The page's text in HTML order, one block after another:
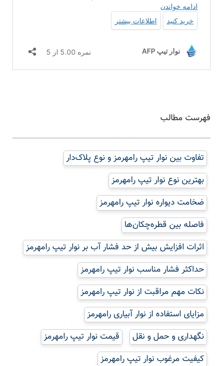
فهرست مطالب
تفاوت بین نوار تیپ رامهرمز و نوع پلاک‌دار
بهترین نوع نوار تیپ رامهرمز
ضخامت دیواره نوار تیپ رامهرمز
فاصله بین قطره‌چکان‌ها
اثرات افزایش بیش از حد فشار آب بر نوار تیپ رامهرمز
حداکثر فشار مناسب نوار تیپ رامهرمز
نکات مهم مراقبت از نوار تیپ رامهرمز
مزایای استفاده از نوار آبیاری رامهرمز
نگهداری و حمل و نقل
قیمت نوار تیپ رامهرمز
کیفیت مرغوب نوار تیپ رامهرمز